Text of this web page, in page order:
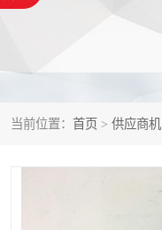
当前位置： 首页 > 供应商机